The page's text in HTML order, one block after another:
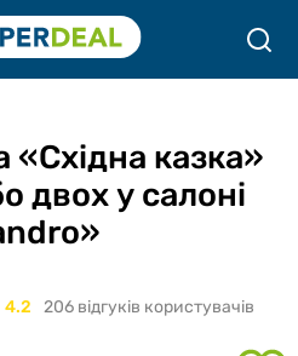
казка»
двох у салоні
4.2 206 відгуків користувачів